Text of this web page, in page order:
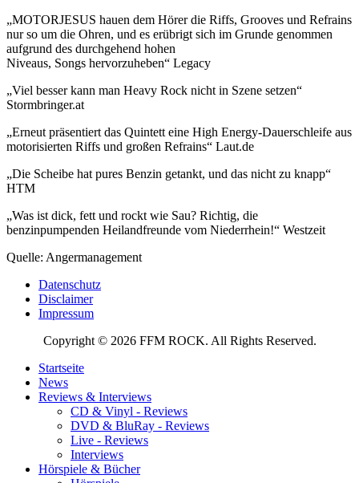
„MOTORJESUS hauen dem Hörer die Riffs, Grooves und Refrains
nur so um die Ohren, und es erübrigt sich im Grunde genommen
aufgrund des durchgehend hohen
Niveaus, Songs hervorzuheben“ Legacy
„Viel besser kann man Heavy Rock nicht in Szene setzen“
Stormbringer.at
„Erneut präsentiert das Quintett eine High Energy-Dauerschleife aus
motorisierten Riffs und großen Refrains“ Laut.de
„Die Scheibe hat pures Benzin getankt, und das nicht zu knapp“
HTM
„Was ist dick, fett und rockt wie Sau? Richtig, die
benzinpumpenden Heilandfreunde vom Niederrhein!“ Westzeit
Quelle: Angermanagement
Datenschutz
Disclaimer
Impressum
Copyright © 2026 FFM ROCK. All Rights Reserved.
Startseite
News
Reviews & Interviews
CD & Vinyl - Reviews
DVD & BluRay - Reviews
Live - Reviews
Interviews
Hörspiele & Bücher